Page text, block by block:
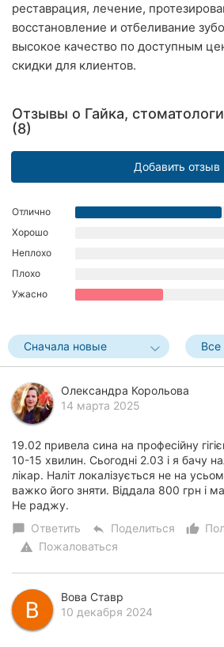
Харьков
Запорожье
Львов
Николаев
Полтава
Черкассы
Черновцы
Сумы
Ивано-
Франковск
Луцк
Ужгород
реставрация, лечение,
восстановление и отбеливание
высокое качество по доступным
скидки для клиентов.
Отзывы о Гайка,
(8)
Добавить отзыв
Отлично
Хорошо
Неплохо
Плохо
Ужасно
Сначала новые Все
Олександра Корольова
14 марта 2025
19.02 привела сина на професійну
10-15 хвилин. Сьогодні 2.03 і я бачу
лікар. Наліт локалізується не на
важко його зняти. Віддала 800 грн і
Не раджу.
chat_bubble Ответить reply Поделиться
warning Пожаловаться
Вова Ставр
10 декабря 2024